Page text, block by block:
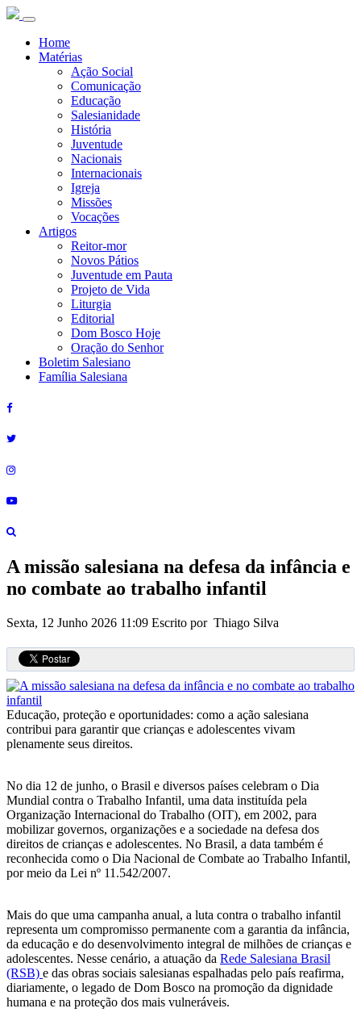
Home
Matérias
Ação Social
Comunicação
Educação
Salesianidade
História
Juventude
Nacionais
Internacionais
Igreja
Missões
Vocações
Artigos
Reitor-mor
Novos Pátios
Juventude em Pauta
Projeto de Vida
Liturgia
Editorial
Dom Bosco Hoje
Oração do Senhor
Boletim Salesiano
Família Salesiana
A missão salesiana na defesa da infância e
no combate ao trabalho infantil
Sexta, 12 Junho 2026 11:09 Escrito por Thiago Silva
Educação, proteção e oportunidades: como a ação salesiana
contribui para garantir que crianças e adolescentes vivam
plenamente seus direitos.
No dia 12 de junho, o Brasil e diversos países celebram o Dia
Mundial contra o Trabalho Infantil, uma data instituída pela
Organização Internacional do Trabalho (OIT), em 2002, para
mobilizar governos, organizações e a sociedade na defesa dos
direitos de crianças e adolescentes. No Brasil, a data também é
reconhecida como o Dia Nacional de Combate ao Trabalho Infantil,
por meio da Lei nº 11.542/2007.
Mais do que uma campanha anual, a luta contra o trabalho infantil
representa um compromisso permanente com a garantia da infância,
da educação e do desenvolvimento integral de milhões de crianças e
adolescentes. Nesse cenário, a atuação da Rede Salesiana Brasil
(RSB) e das obras sociais salesianas espalhadas pelo país reafirma,
diariamente, o legado de Dom Bosco na promoção da dignidade
humana e na proteção dos mais vulneráveis.